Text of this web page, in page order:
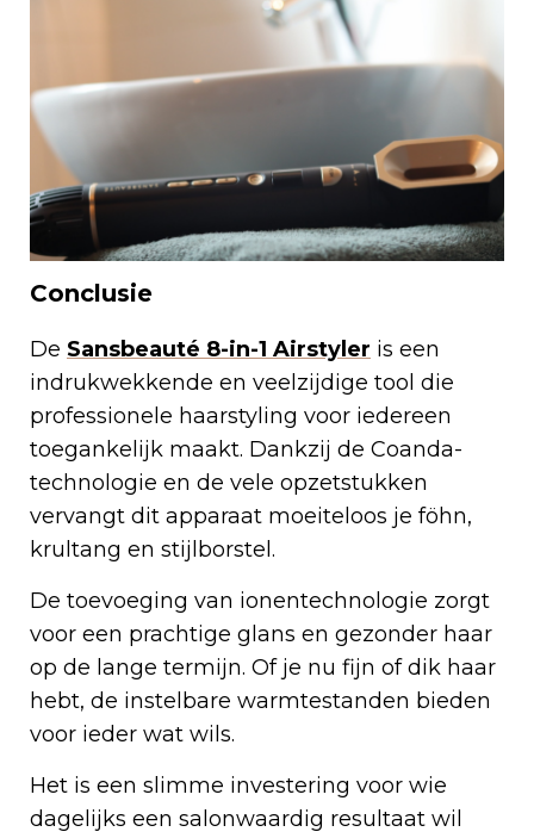
Conclusie
De Sansbeauté 8-in-1 Airstyler is een
indrukwekkende en veelzijdige tool die
professionele haarstyling voor iedereen
toegankelijk maakt. Dankzij de Coanda-
technologie en de vele opzetstukken
vervangt dit apparaat moeiteloos je föhn,
krultang en stijlborstel.
De toevoeging van ionentechnologie zorgt
voor een prachtige glans en gezonder haar
op de lange termijn. Of je nu fijn of dik haar
hebt, de instelbare warmtestanden bieden
voor ieder wat wils.
Het is een slimme investering voor wie
dagelijks een salonwaardig resultaat wil